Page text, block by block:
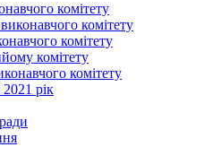
комітету
комітету
комітету
комітету
комітету
рік